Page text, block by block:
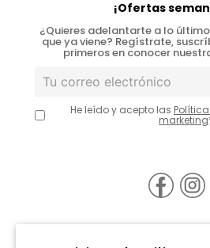
¡Ofertas
¿Quieres adelantarte a lo
que ya viene? Regístrate,
primeros en conocer
He leído y acepto las
marketing